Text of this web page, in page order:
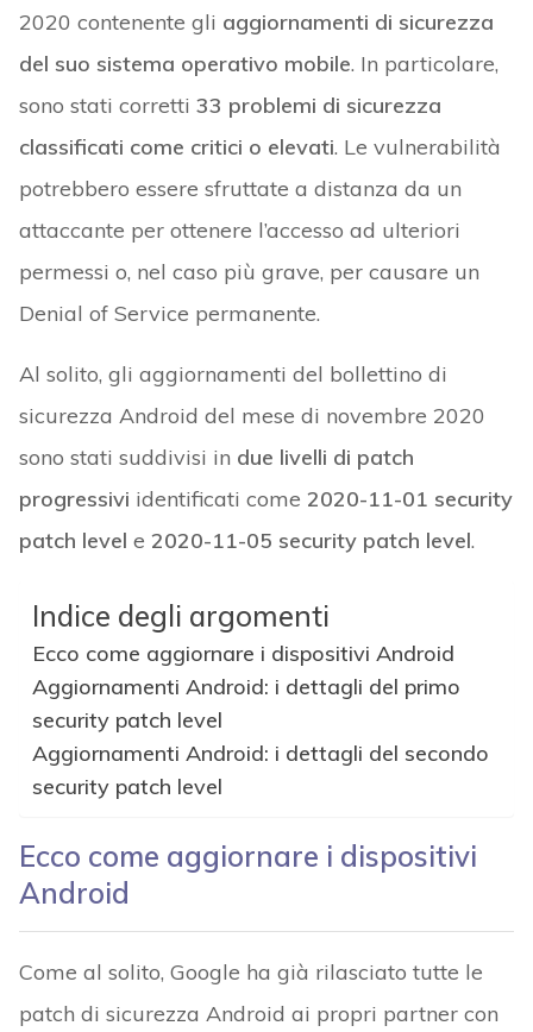
2020 contenente gli aggiornamenti di sicurezza
del suo sistema operativo mobile. In particolare,
sono stati corretti 33 problemi di sicurezza
classificati come critici o elevati. Le vulnerabilità
potrebbero essere sfruttate a distanza da un
attaccante per ottenere l’accesso ad ulteriori
permessi o, nel caso più grave, per causare un
Denial of Service permanente.
Al solito, gli aggiornamenti del bollettino di
sicurezza Android del mese di novembre 2020
sono stati suddivisi in due livelli di patch
progressivi identificati come 2020-11-01 security
patch level e 2020-11-05 security patch level.
Indice degli argomenti
Ecco come aggiornare i dispositivi Android
Aggiornamenti Android: i dettagli del primo
security patch level
Aggiornamenti Android: i dettagli del secondo
security patch level
Ecco come aggiornare i dispositivi
Android
Come al solito, Google ha già rilasciato tutte le
patch di sicurezza Android ai propri partner con